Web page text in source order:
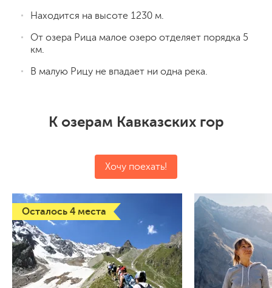
Находится на высоте 1230 м.
От озера Рица малое озеро отделяет порядка 5
км.
В малую Рицу не впадает ни одна река.
К озерам Кавказских гор
Хочу поехать!
Осталось 4 места